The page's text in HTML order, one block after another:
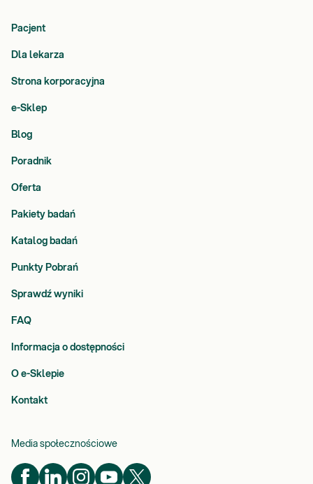
Pacjent
Dla lekarza
Strona korporacyjna
e-Sklep
Blog
Poradnik
Oferta
Pakiety badań
Katalog badań
Punkty Pobrań
Sprawdź wyniki
FAQ
Informacja o dostępności
O e-Sklepie
Kontakt
Media społecznościowe